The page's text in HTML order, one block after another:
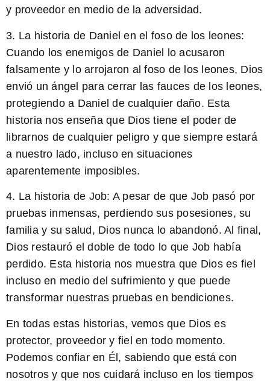
y proveedor en medio de la adversidad.
3. La historia de Daniel en el foso de los leones:
Cuando los enemigos de Daniel lo acusaron
falsamente y lo arrojaron al foso de los leones, Dios
envió un ángel para cerrar las fauces de los leones,
protegiendo a Daniel de cualquier daño. Esta
historia nos enseña que Dios tiene el poder de
librarnos de cualquier peligro y que siempre estará
a nuestro lado, incluso en situaciones
aparentemente imposibles.
4. La historia de Job: A pesar de que Job pasó por
pruebas inmensas, perdiendo sus posesiones, su
familia y su salud, Dios nunca lo abandonó. Al final,
Dios restauró el doble de todo lo que Job había
perdido. Esta historia nos muestra que Dios es fiel
incluso en medio del sufrimiento y que puede
transformar nuestras pruebas en bendiciones.
En todas estas historias, vemos que Dios es
protector, proveedor y fiel en todo momento.
Podemos confiar en Él, sabiendo que está con
nosotros y que nos cuidará incluso en los tiempos